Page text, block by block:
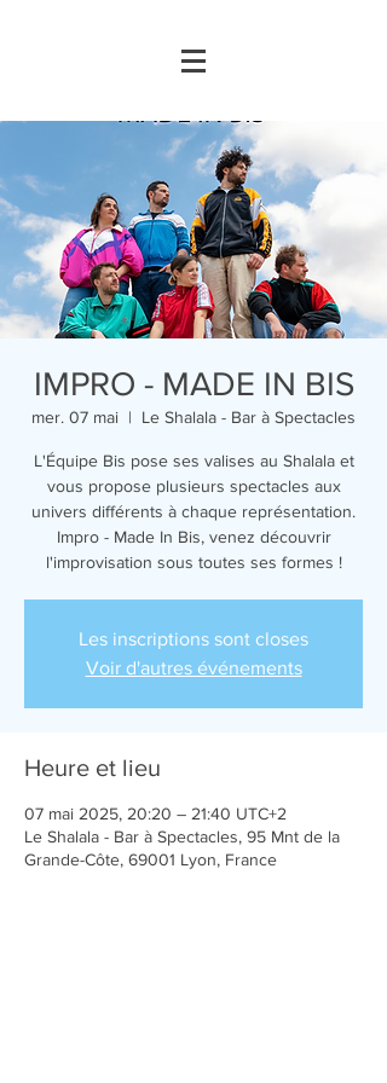
IMPRO - MADE IN BIS
mer. 07 mai
  |
Le Shalala - Bar à Spectacles
L'Équipe Bis pose ses valises au Shalala et
vous propose plusieurs spectacles aux
univers différents à chaque représentation.
Impro - Made In Bis, venez découvrir
l'improvisation sous toutes ses formes !
Les inscriptions sont closes
Voir d'autres événements
Heure et lieu
07 mai 2025, 20:20 – 21:40 UTC+2
Le Shalala - Bar à Spectacles, 95 Mnt de la
Grande-Côte, 69001 Lyon, France